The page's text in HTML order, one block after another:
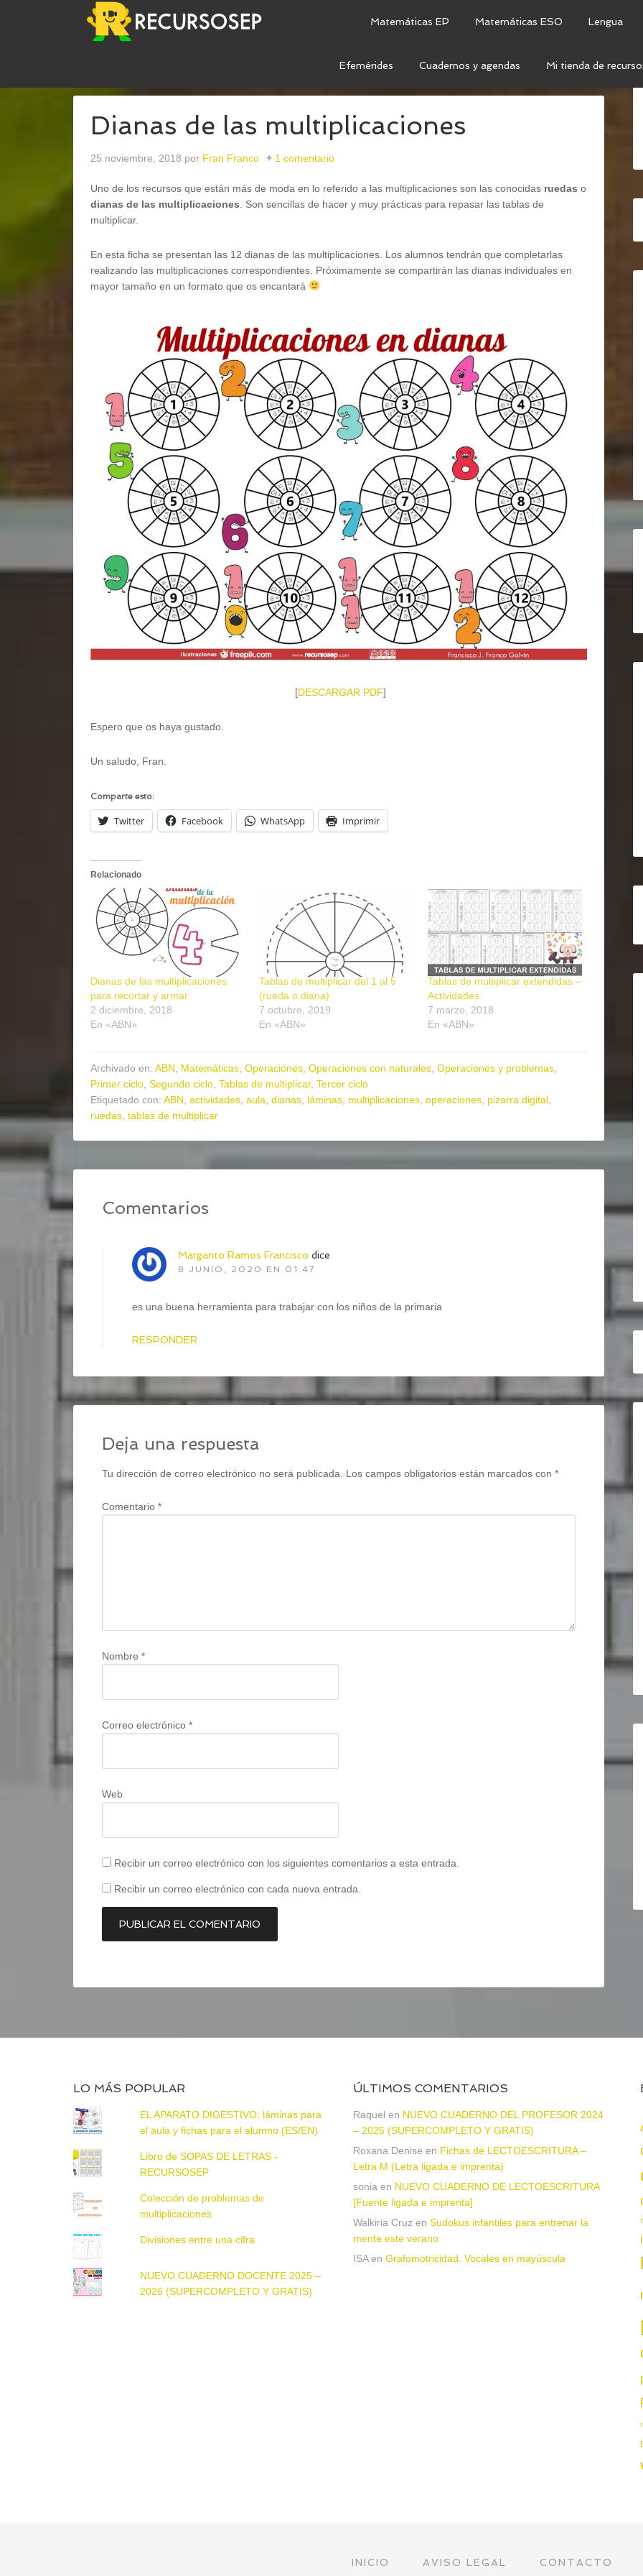
Matemáticas EP Matemáticas ESO Lengua
Efemérides Cuadernos y agendas Mi tienda de
Dianas de las multiplicaciones
25 noviembre, 2018 por Fran Franco 1 comentario
Uno de los recursos que están más de moda en lo referido a las multiplicaciones son las conocidas ruedas o
dianas de las multiplicaciones . Son sencillas de hacer y muy prácticas para repasar las tablas de
multiplicar.
En esta ficha se presentan las 12 dianas de las multiplicaciones. Los alumnos tendrán que completarlas
realizando las multiplicaciones correspondientes. Próximamente se compartirán las dianas individuales en
mayor tamaño en un formato que os encantará
[DESCARGAR PDF]
Espero que os haya gustado.
Un saludo, Fran.
Comparte esto:
Twitter Facebook WhatsApp Imprimir
Relacionado
Dianas de las multiplicaciones
para recortar y armar
2 diciembre, 2018
En «ABN»
Tablas de multiplicar del 1 al 5
(rueda o diana)
7 octubre, 2019
En «ABN»
Tablas de multiplicar extendidas –
Actividades
7 marzo, 2018
En «ABN»
Archivado en: ABN Matemáticas Operaciones Operaciones con naturales Operaciones y problemas
Primer ciclo Segundo ciclo Tablas de multiplicar, Tercer ciclo
Etiquetado con: ABN actividades aula dianas láminas multiplicaciones operaciones pizarra digital
ruedas tablas de multiplicar
Comentarios
Margarito Ramos Francisco dice
8 JUNIO, 2020 EN 01:47
es una buena herramienta para trabajar con los niños de la primaria
RESPONDER
Deja una respuesta
Tu dirección de correo electrónico no será publicada. Los campos obligatorios están marcados con *
Comentario *
Nombre *
Correo electrónico *
Web
Recibir un correo electrónico con los siguientes comentarios a esta entrada.
Recibir un correo electrónico con cada nueva entrada.
LO MÁS POPULAR
EL APARATO DIGESTIVO: láminas para
el aula y fichas para el alumno (ES/EN)
Libro de SOPAS DE LETRAS -
RECURSOSEP
Colección de problemas de
multiplicaciones
Divisiones entre una cifra
NUEVO CUADERNO DOCENTE 2025 –
2026 (SUPERCOMPLETO Y GRATIS)
ÚLTIMOS COMENTARIOS
Raquel en NUEVO CUADERNO DEL PROFESOR 2024
– 2025 (SUPERCOMPLETO Y GRATIS)
Roxana Denise en Fichas de LECTOESCRITURA –
Letra M (Letra ligada e imprenta)
sonia en NUEVO CUADERNO DE LECTOESCRITURA
[Fuente ligada e imprenta]
Walkiria Cruz en Sudokus infantiles para entrenar la
mente este verano
ISAen Grafomotricidad. Vocales en mayúscula
INICIO AVISO LEGAL CONTACTO